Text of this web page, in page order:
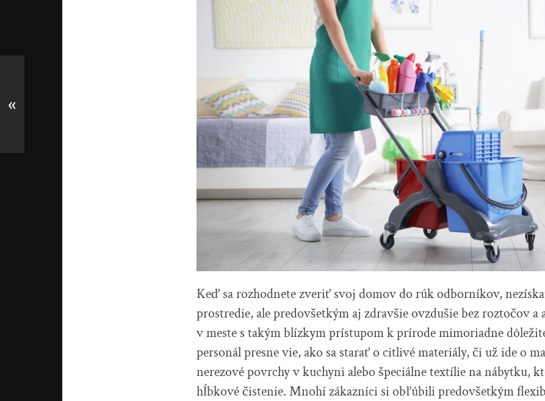
Keď sa rozhodnete zveriť svoj domov do rúk odborníkov,
prostredie, ale predovšetkým aj zdravšie ovzdušie bez roztočov a
v meste s takým blízkym prístupom k prírode mimoriadne
personál presne vie, ako sa starať o citlivé materiály, či už ide o
nerezové povrchy v kuchyni alebo špeciálne textílie na nábytku,
hĺbkové čistenie. Mnohí zákazníci si obľúbili predovšetkým
«